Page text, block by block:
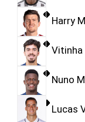
Harry
Vitinha
Nuno
Lucas